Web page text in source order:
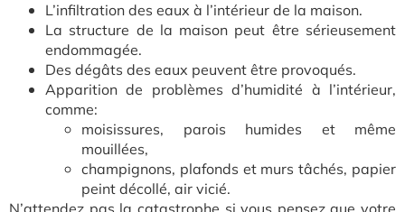
L’infiltration des eaux à l’intérieur de la maison.
La structure de la maison peut être sérieusement
endommagée.
Des dégâts des eaux peuvent être provoqués.
Apparition de problèmes d’humidité à l’intérieur,
comme:
moisissures, parois humides et même
mouillées,
champignons, plafonds et murs tâchés, papier
peint décollé, air vicié.